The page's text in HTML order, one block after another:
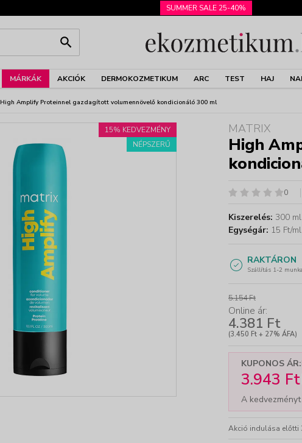
SUMMER SALE 25-40%
MÁRKÁK AKCIÓK DERMOKOZMETIKUM ARC TEST HAJ
High Amplify Proteinnel gazdagított volumennövelő kondicionáló 300 ml
15% KEDVEZMÉNY
NÉPSZERŰ
MATRIX
High
0
Kiszerelés: 300 ml
Egységár: 15 Ft/ml
RAKTÁRON
Szállítás 1-2
5.154 Ft
Online ár:
4.381 Ft
(3.450 Ft + 27% ÁFA)
KUPONOS ÁR:
3.943 Ft
A
Akció indulása előtti